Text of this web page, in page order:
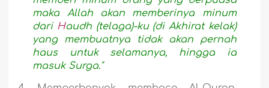
maka Allah akan memberinya minum
dari Haudh (telaga)-ku (di Akhirat kelak)
yang membuatnya tidak akan pernah
haus untuk selamanya, hingga ia
masuk Surga."